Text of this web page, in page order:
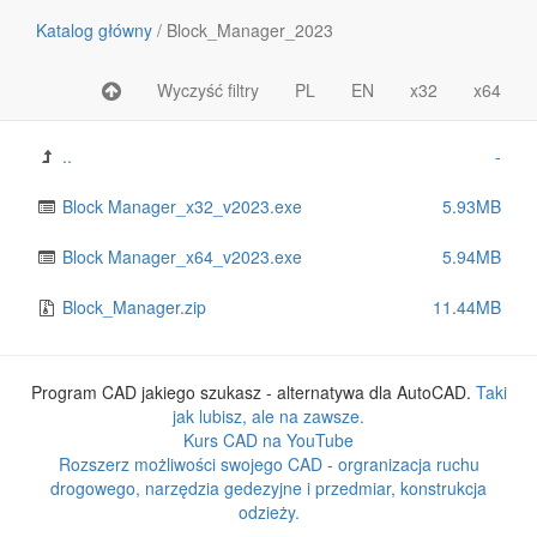
Katalog główny / Block_Manager_2023
Wyczyść filtry PL EN x32 x64
Nazwa pliku lub katalogu
..
-
Block Manager_x32_v2023.exe 5.93MB
Block Manager_x64_v2023.exe 5.94MB
Block_Manager.zip 11.44MB
Program CAD jakiego szukasz - alternatywa dla AutoCAD. Taki
jak lubisz, ale na zawsze.
Kurs CAD na YouTube
Rozszerz możliwości swojego CAD - orgranizacja ruchu
drogowego, narzędzia gedezyjne i przedmiar, konstrukcja
odzieży.